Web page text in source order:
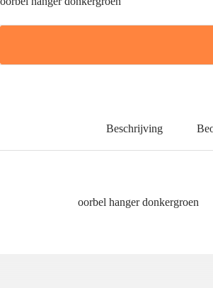
Beschrijving
oorbel hanger donkergroen